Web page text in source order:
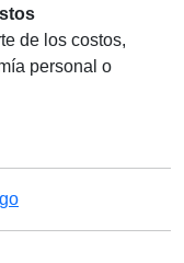
de los costos,
personal o